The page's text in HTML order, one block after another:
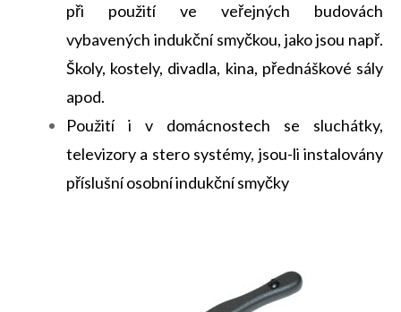
při použití ve veřejných budovách
vybavených indukční smyčkou, jako jsou např.
Školy, kostely, divadla, kina, přednáškové sály
apod.
Použití i v domácnostech se sluchátky,
televizory a stero systémy, jsou-li instalovány
příslušní osobní indukční smyčky